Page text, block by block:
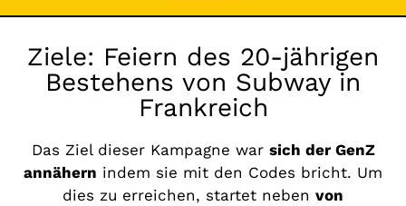
Ziele: Feiern des 20-jährigen
Bestehens von Subway in
Frankreich
Das Ziel dieser Kampagne war sich der GenZ
annähern indem sie mit den Codes bricht. Um
dies zu erreichen, startet neben von